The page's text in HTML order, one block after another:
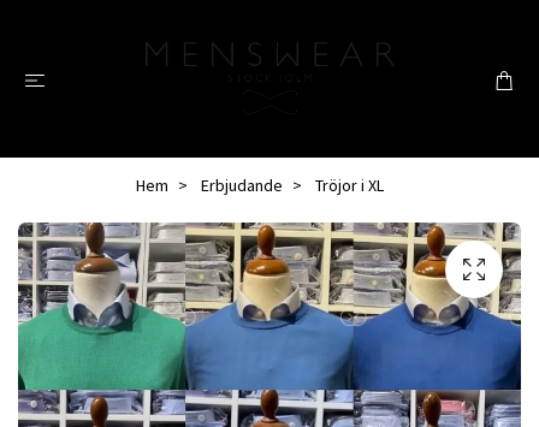
Hem Erbjudande Tröjor i XL